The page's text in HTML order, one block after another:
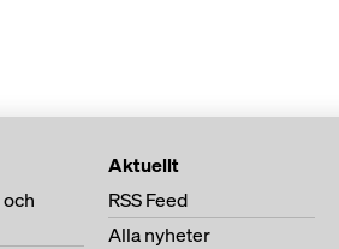
Aktuellt
RSS Feed
Alla nyheter